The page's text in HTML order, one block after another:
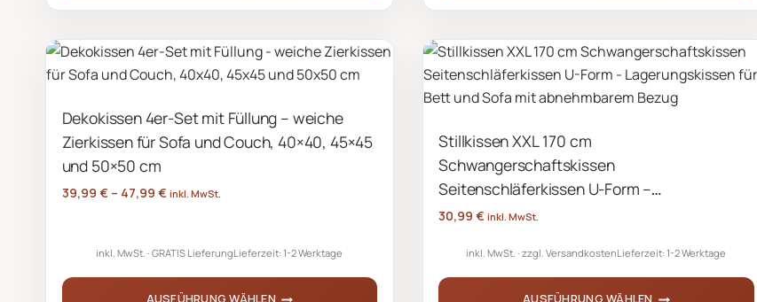
weist
mehrere
auf.
Die
Produktseite
gewählt
weist
mehrere
Varianten
Optionen
können
Produktseite
gewählt
Dekokissen 4er-Set mit Füllung – weiche
Zierkissen für Sofa und Couch, 40×40, 45×45
und 50×50 cm
39,99 € – 47,99 € inkl. MwSt.
inkl. MwSt. GRATIS LieferungLieferzeit:1-2 Werktage
AUSFÜHRUNG WÄHLEN
Stillkissen XXL 170 cm
Schwangerschaftskissen
Seitenschläferkissen U-Form –
Lagerungskissen fürs Bett und Sofa mit
30,99€ inkl. MwSt.
inkl. MwSt. zzgl.VersandkostenLieferzeit:1-2 Werktage
AUSFÜHRUNG WÄHLEN